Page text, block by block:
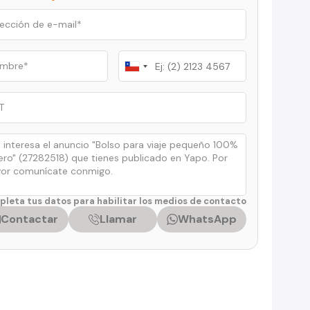
Chile
+56
tus datos para habilitar los medios de contacto
Contactar Llamar WhatsApp